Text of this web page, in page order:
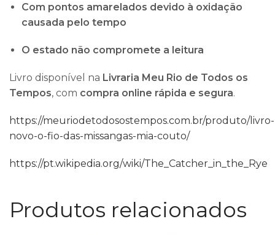
Com pontos amarelados devido à oxidação
causada pelo tempo
O estado não compromete a leitura
Livro disponível na Livraria Meu Rio de Todos os
Tempos, com compra online rápida e segura.
https://meuriodetodosostempos.com.br/produto/livro-
novo-o-fio-das-missangas-mia-couto/
https://pt.wikipedia.org/wiki/The_Catcher_in_the_Rye
Produtos relacionados